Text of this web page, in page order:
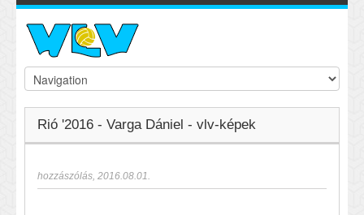
Rió '2016 - Varga Dániel - vlv-képek
hozzászólás, 2016.08.01.